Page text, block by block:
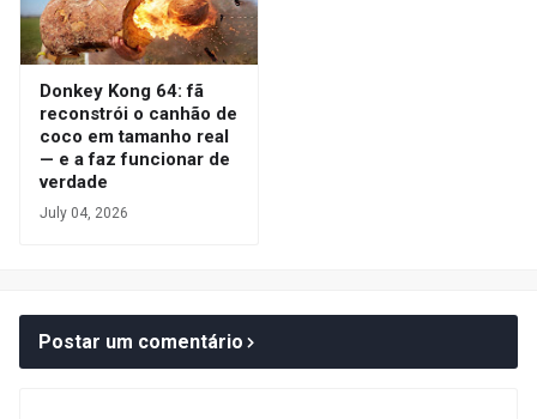
Donkey Kong 64: fã
reconstrói o canhão de
coco em tamanho real
— e a faz funcionar de
verdade
July 04, 2026
Postar um comentário